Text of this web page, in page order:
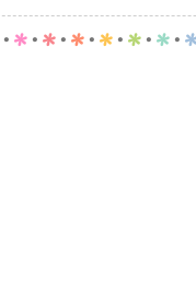
. p . p . p . p . p . p .